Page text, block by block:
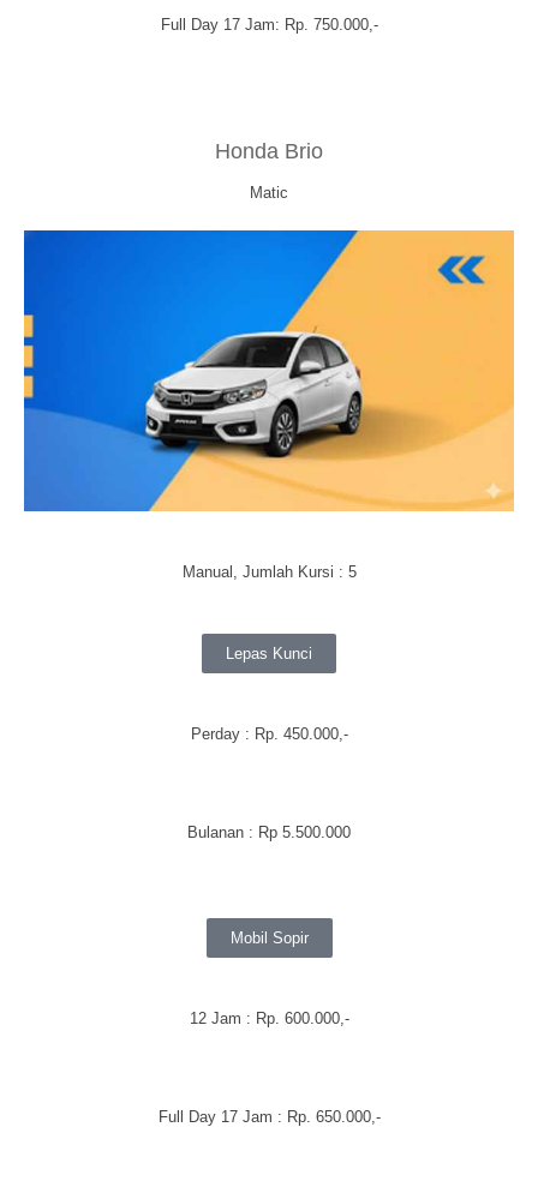
Full Day 17 Jam: Rp. 750.000,-
Honda Brio
Matic
Manual, Jumlah Kursi : 5
Lepas Kunci
Perday: Rp. 450.000,-
Bulanan : Rp 5.500.000
Mobil Sopir
12 Jam : Rp. 600.000,-
Full Day 17 Jam : Rp. 650.000,-